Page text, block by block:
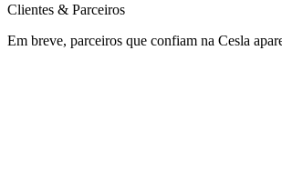
Clientes & Parceiros
Em breve, parceiros que confiam na Cesla